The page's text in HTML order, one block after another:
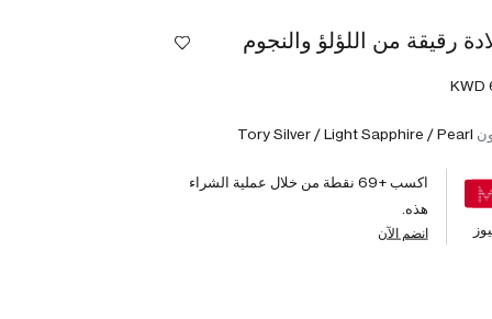
رقيقة من اللؤلؤ والنجوم
Tory Silver / Light Sapphire / Pearl
اكسب +69 نقطة من خلال عملية الشراء
هذه.
انضم الآن